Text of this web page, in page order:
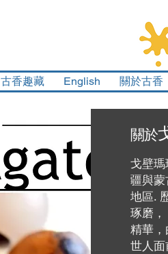
古香趣藏 English 關於古香
關於
戈壁
疆與
地區.
琢磨
精華
世人